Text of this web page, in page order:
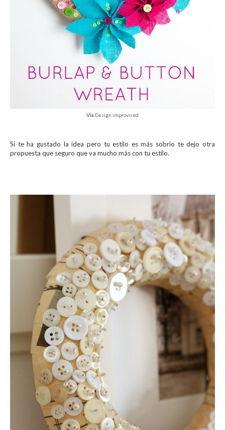
Vía Design improvised
Si te ha gustado la idea pero tu estilo es más sobrio te dejo otra
propuesta que seguro que va mucho más con tu estilo.